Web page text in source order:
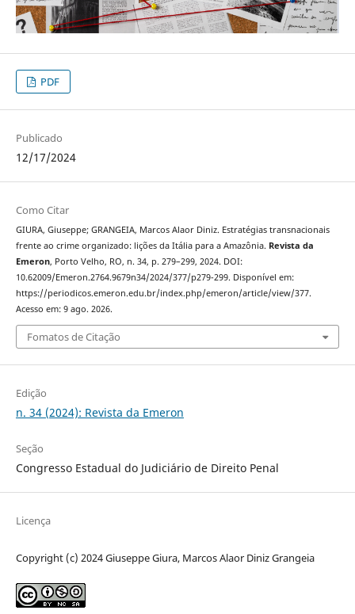
PDF
Publicado
12/17/2024
Como Citar
GIURA, Giuseppe; GRANGEIA, Marcos Alaor Diniz. Estratégias transnacionais
frente ao crime organizado: lições da Itália para a Amazônia. Revista da
Emeron, Porto Velho, RO, n. 34, p. 279–299, 2024. DOI:
10.62009/Emeron.2764.9679n34/2024/377/p279-299. Disponível em:
https://periodicos.emeron.edu.br/index.php/emeron/article/view/377.
Acesso em: 9 ago. 2026.
Fomatos de Citação
Edição
n. 34 (2024): Revista da Emeron
Seção
Congresso Estadual do Judiciário de Direito Penal
Licença
Copyright (c) 2024 Giuseppe Giura, Marcos Alaor Diniz Grangeia